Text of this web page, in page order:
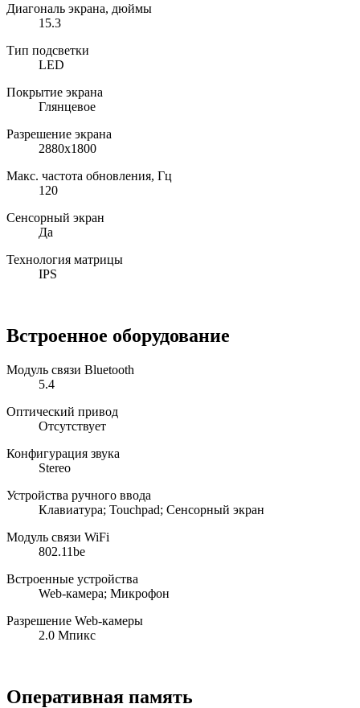
Диагональ экрана, дюймы
15.3
Тип подсветки
LED
Покрытие экрана
Глянцевое
Разрешение экрана
2880x1800
Макс. частота обновления, Гц
120
Сенсорный экран
Да
Технология матрицы
IPS
Встроенное оборудование
Модуль связи Bluetooth
5.4
Оптический привод
Отсутствует
Конфигурация звука
Stereo
Устройства ручного ввода
Клавиатура; Touchpad; Сенсорный экран
Модуль связи WiFi
802.11be
Встроенные устройства
Web-камера; Микрофон
Разрешение Web-камеры
2.0 Мпикс
Оперативная память